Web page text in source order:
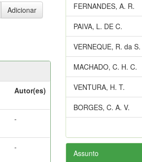
Autor(es)
-
-
FERNANDES, A. R.
PAIVA, L. DE C.
VERNEQUE, R. da S.
MACHADO, C. H. C.
VENTURA, H. T.
BORGES, C. A. V.
Assunto